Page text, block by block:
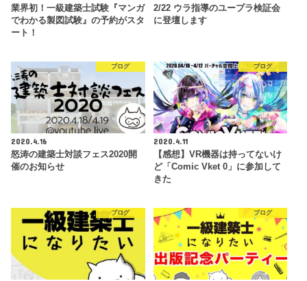
業界初！一級建築士試験『マンガ
でわかる製図試験』の予約がスタ
ート！
2/22 ウラ指導のユープラ検証会
に登壇します
ブログ
2020.4.16
怒涛の建築士対談フェス2020開
催のお知らせ
ブログ
2020.4.11
【感想】VR機器は持ってないけ
ど「Comic Vket 0」に参加して
きた
ブログ ブログ